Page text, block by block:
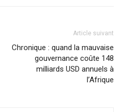
Article suivant
Chronique : quand la mauvaise
gouvernance coûte 148
milliards USD annuels à
l’Afrique